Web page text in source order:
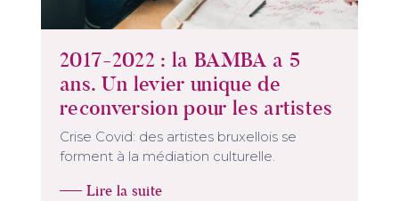
2017-2022 : la BAMBA a 5
ans. Un levier unique de
reconversion pour les artistes
Crise Covid: des artistes bruxellois se
forment à la médiation culturelle.
Lire la suite